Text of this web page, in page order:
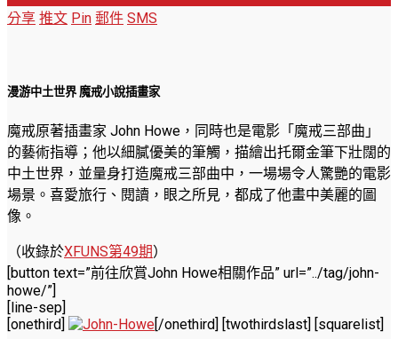
分享 推文 Pin 郵件 SMS
漫游中土世界 魔戒小說插畫家
魔戒原著插畫家 John Howe，同時也是電影「魔戒三部曲」
的藝術指導；他以細膩優美的筆觸，描繪出托爾金筆下壯闊的
中土世界，並量身打造魔戒三部曲中，一場場令人驚艷的電影
場景。喜愛旅行、閱讀，眼之所見，都成了他畫中美麗的圖
像。
（收錄於XFUNS第49期）
[button text=”前往欣賞John Howe相關作品” url=”../tag/john-
howe/”]
[line-sep]
[onethird]
[/onethird] [twothirdslast] [squarelist]